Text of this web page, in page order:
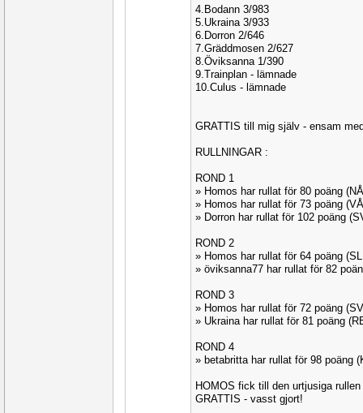
4.Bodann 3/983
5.Ukraina 3/933
6.Dorron 2/646
7.Gräddmosen 2/627
8.Öviksanna 1/390
9.Trainplan - lämnade
10.Culus - lämnade
GRATTIS till mig själv - ensam
RULLNINGAR :
ROND 1
» Homos har rullat för 80 poäng
» Homos har rullat för 73 poäng
» Dorron har rullat för 102 poäng
ROND 2
» Homos har rullat för 64 poäng
» öviksanna77 har rullat för 82
ROND 3
» Homos har rullat för 72 poäng
» Ukraina har rullat för 81 poäng
ROND 4
» betabritta har rullat för 98 poäng
HOMOS fick till den urtjusiga
GRATTIS - vasst gjort!